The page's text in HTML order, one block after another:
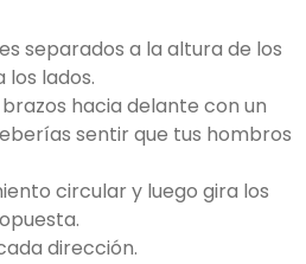
separados a la altura de los
los lados.
hacia delante con un
sentir que tus hombros
circular y luego gira los
dirección.